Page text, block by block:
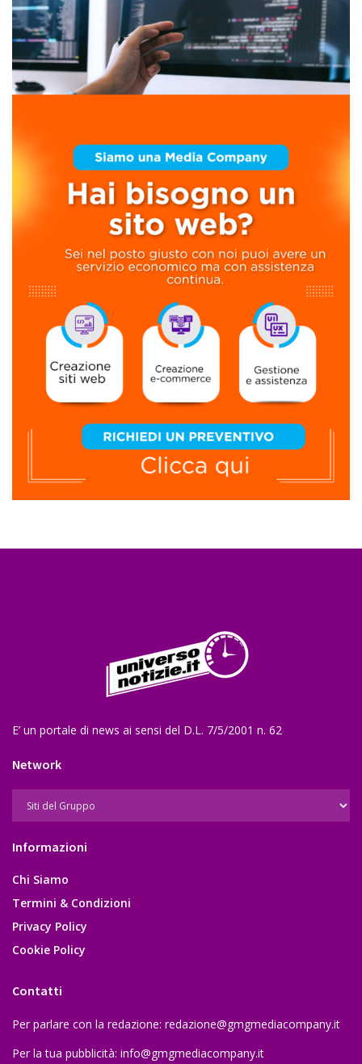
E’ un portale di news ai sensi del D.L. 7/5/2001 n. 62
Network
Informazioni
Chi Siamo
Termini & Condizioni
Privacy Policy
Cookie Policy
Contatti
Per parlare con la redazione: redazione@gmgmediacompany.it
Per la tua pubblicità: info@gmgmediacompany.it